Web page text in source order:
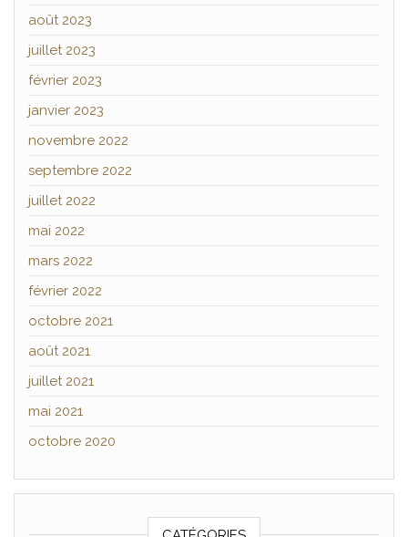
août 2023
juillet 2023
février 2023
janvier 2023
novembre 2022
septembre 2022
juillet 2022
mai 2022
mars 2022
février 2022
octobre 2021
août 2021
juillet 2021
mai 2021
octobre 2020